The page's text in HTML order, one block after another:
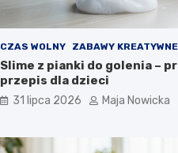
CZAS WOLNY ZABAWY KREATYWNE
Slime z pianki do golenia –
przepis dla dzieci
31 lipca 2026 Maja Nowicka